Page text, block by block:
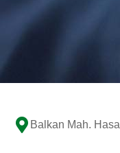
Balkan Mah.